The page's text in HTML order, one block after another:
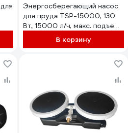
Энергосберегающий насос
для пруда TSP-15000, 130
Вт, 15000 л/ч, макс. подъем
воды 6 м JebaoВ корзину